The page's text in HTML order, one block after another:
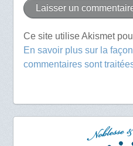
Ce site utilise Akismet
En savoir plus sur la
commentaires sont